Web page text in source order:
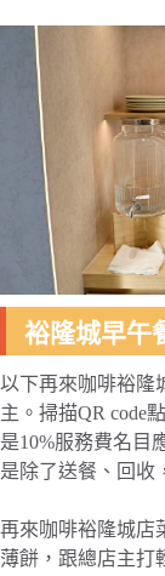
裕隆城早午
以下再來咖啡裕隆
主。掃描QR code
是10%服務費名目
是除了送餐、回收
再來咖啡裕隆城店
薄餅，跟總店主打